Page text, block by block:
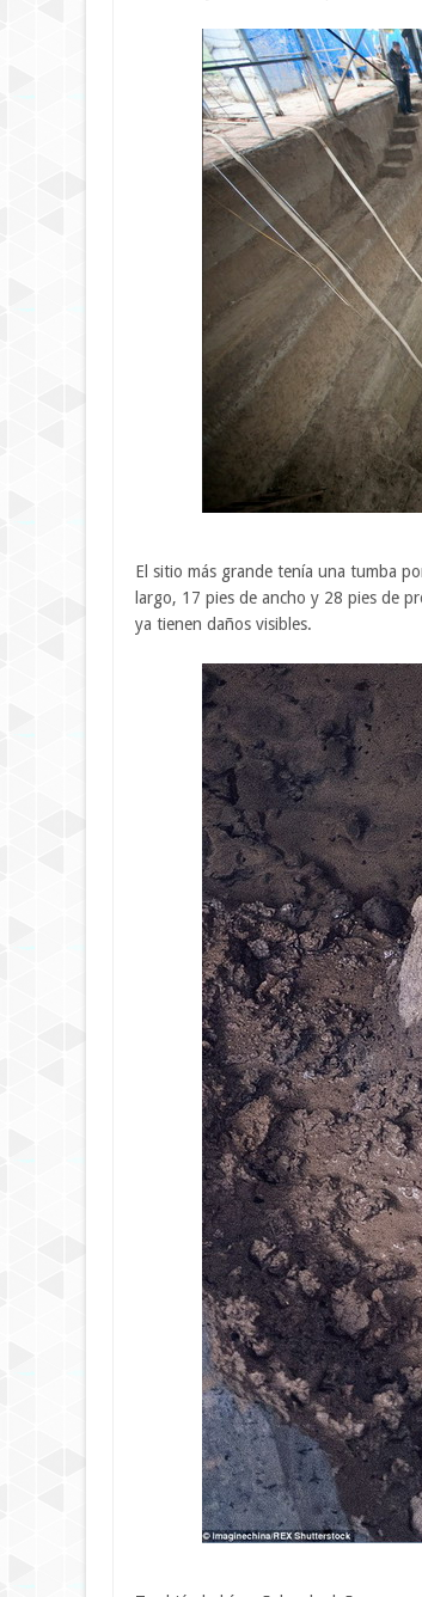
El sitio más grande tenía una tumba
largo, 17 pies de ancho y 28 pies de
ya tienen daños visibles.